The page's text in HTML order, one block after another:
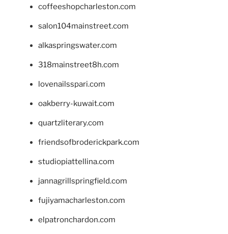
coffeeshopcharleston.com
salon104mainstreet.com
alkaspringswater.com
318mainstreet8h.com
lovenailsspari.com
oakberry-kuwait.com
quartzliterary.com
friendsofbroderickpark.com
studiopiattellina.com
jannagrillspringfield.com
fujiyamacharleston.com
elpatronchardon.com